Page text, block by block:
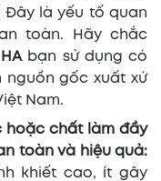
Đây là yếu tố quan
toàn. Hãy chắc
bạn sử dụng có
nguồn gốc xuất xứ
Nam.
hoặc chất làm đầy
toàn và hiệu quả:
khiết cao, ít gây